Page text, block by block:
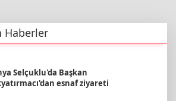
Haberler
Selçuklu'da Başkan
esnaf ziyareti